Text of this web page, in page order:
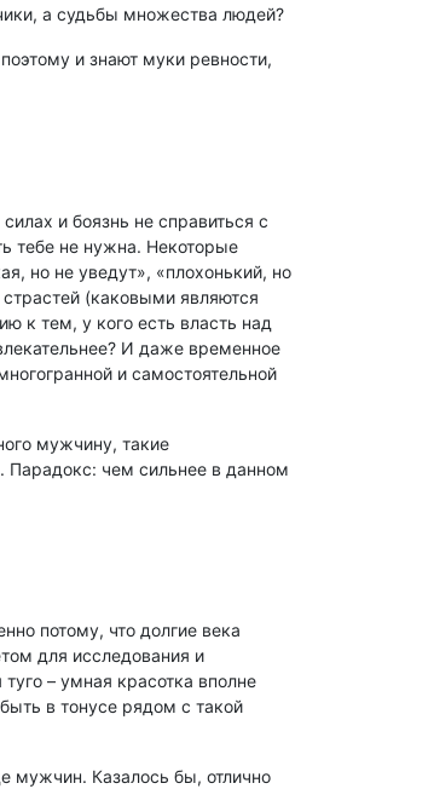
а судьбы множества людей?
и знают муки ревности,
и боязнь не справиться с
тебе не нужна. Некоторые
но не уведут», «плохонький, но
(каковыми являются
к тем, у кого есть власть над
И даже временное
и самостоятельной
мужчину, такие
Парадокс: чем сильнее в данном
потому, что долгие века
для исследования и
– умная красотка вполне
в тонусе рядом с такой
мужчин. Казалось бы, отлично